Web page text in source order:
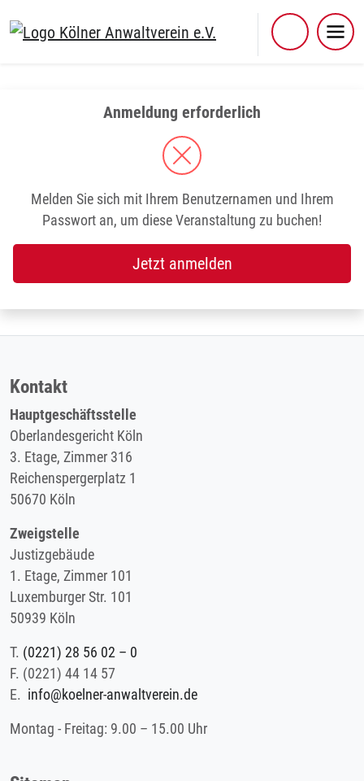
Anmeldung erforderlich
Melden Sie sich mit Ihrem Benutzernamen und Ihrem
Passwort an, um diese Veranstaltung zu buchen!
Jetzt anmelden
Kontakt
Hauptgeschäftsstelle
Oberlandesgericht Köln
3. Etage, Zimmer 316
Reichenspergerplatz 1
50670 Köln
Zweigstelle
Justizgebäude
1. Etage, Zimmer 101
Luxemburger Str. 101
50939 Köln
T. (0221) 28 56 02 – 0
F. (0221) 44 14 57
E. info@koelner-anwaltverein.de
Montag - Freitag: 9.00 – 15.00 Uhr